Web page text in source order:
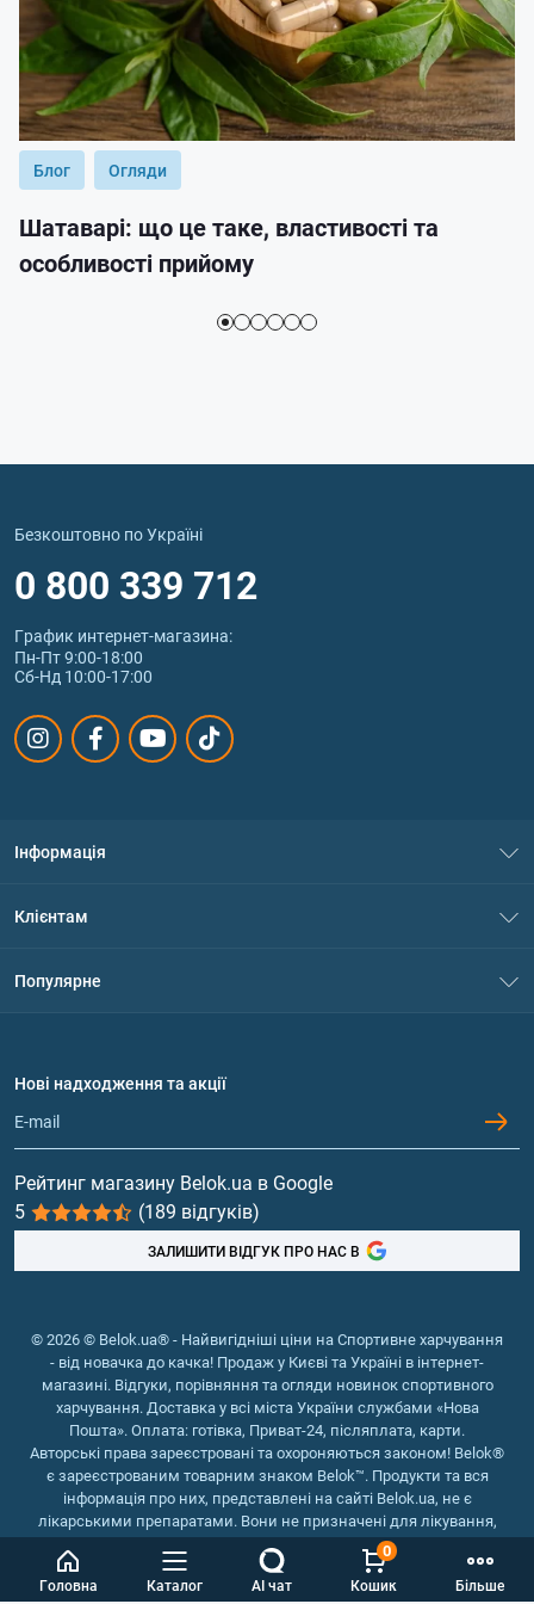
Головна Каталог AI чат Кошик
0
Більше
Блог Огляди
Шатаварі: що це таке, властивості та
особливості прийому
Безкоштовно по Україні
0 800 339 712
График интернет‑магазина:
Пн-Пт 9:00-18:00
Сб-Нд 10:00-17:00
Інформація
Політика конфіденційності
Обмін та повернення
Клієнтам
Популярне
Протеїн
Гейнери
Вітаміни та мінерали
Риб'ячий жир, жирні кислоти
Нові надходження та акції
Рейтинг магазину Belok.ua в Google
5
(189 відгуків)
ЗАЛИШИТИ ВІДГУК ПРО НАС В
© 2026 © Belok.ua® - Найвигідніші ціни на Спортивне харчування
- від новачка до качка! Продаж у Києві та Україні в інтернет-
магазині. Відгуки, порівняння та огляди новинок спортивного
харчування. Доставка у всі міста України службами «Нова
Пошта». Оплата: готівка, Приват-24, післяплата, карти.
Авторські права зареєстровані та охороняються законом! Belok®
є зареєстрованим товарним знаком Belok™. Продукти та вся
інформація про них, представлені на сайті Belok.ua, не є
лікарськими препаратами. Вони не призначені для лікування,
зняття симптомів та запобігання хворобам.
Інтернет магазин Belok.ua
Інтернет магазин спортивного
харчування